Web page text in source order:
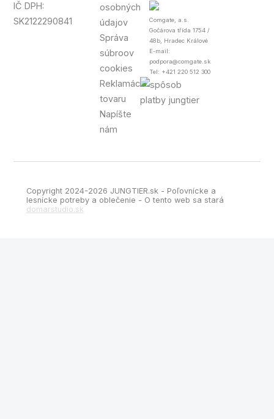
IČ DPH:
SK2122290841
osobných
údajov
Správa
súbroov
cookies
Reklamácia
tovaru
Napíšte
nám
Comgate, a.s.
Gočárova třída 1754 /
48b, Hradec Králové
E-mail:
podpora@comgate.sk
Tel: +421 220 512 300
Copyright 2024-2026 JUNGTIER.sk - Poľovnícke a
lesnícke potreby a oblečenie - O tento web sa stará
domarstudio.sk